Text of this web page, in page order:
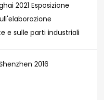
2021 Esposizione
e sulle parti industriali
2016